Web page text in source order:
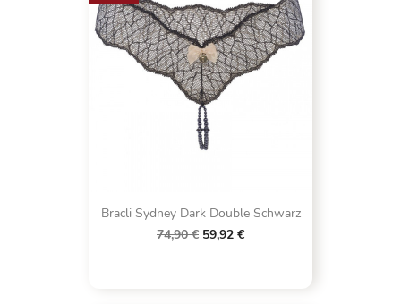
Bracli Sydney Dark Double Schwarz
74,90 € 59,92 €